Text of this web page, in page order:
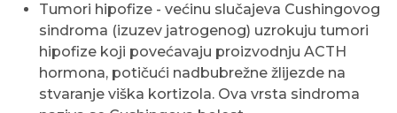
Tumori hipofize - većinu slučajeva Cushingovog
sindroma (izuzev jatrogenog) uzrokuju tumori
hipofize koji povećavaju proizvodnju ACTH
hormona, potičući nadbubrežne žlijezde na
stvaranje viška kortizola. Ova vrsta sindroma